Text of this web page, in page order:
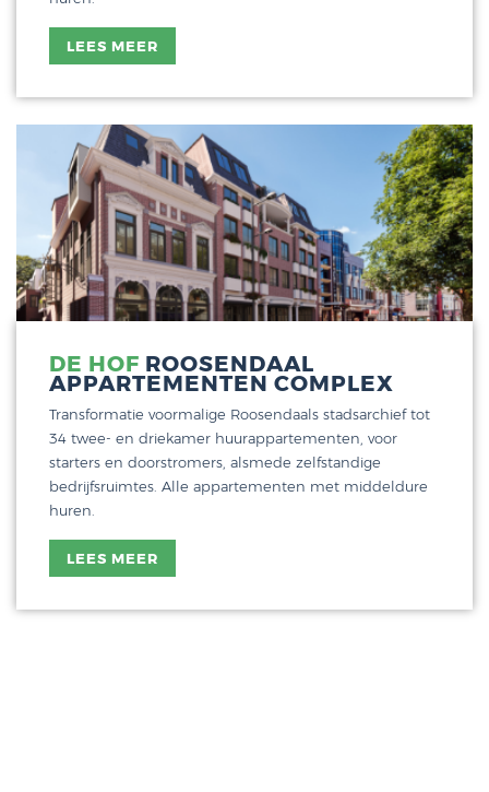
LEES MEER
DE HOF ROOSENDAAL
APPARTEMENTEN COMPLEX
Transformatie voormalige Roosendaals stadsarchief tot
34 twee- en driekamer huurappartementen, voor
starters en doorstromers, alsmede zelfstandige
bedrijfsruimtes. Alle appartementen met middeldure
huren.
LEES MEER